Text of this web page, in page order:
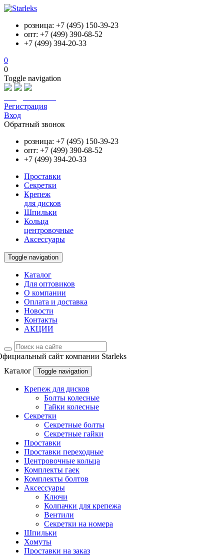
розница: +7 (495) 150-39-23
опт: +7 (499) 390-68-52
+7 (499) 394-20-33
0
0
Toggle navigation
Регистрация
Вход
Обратный звонок
розница: +7 (495) 150-39-23
опт: +7 (499) 390-68-52
+7 (499) 394-20-33
Проставки
Секретки
Крепеж
для дисков
Шпильки
Кольца
центровочные
Аксессуары
Toggle navigation
Каталог
Для оптовиков
О компании
Оплата и доставка
Новости
Контакты
АКЦИИ
сайт компании Starleks
Каталог
Toggle navigation
Крепеж для дисков
Болты колесные
Гайки колесные
Секретки
Секретные болты
Секретные гайки
Проставки
Проставки переходные
Центровочные кольца
Комплекты гаек
Комплекты болтов
Аксессуары
Ключи
Колпачки для крепежа
Вентили
Секретки на номера
Шпильки
Хомуты
Проставки на заказ